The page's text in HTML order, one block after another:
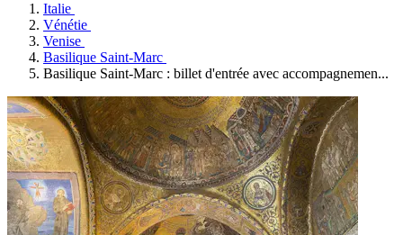
Italie
Vénétie
Venise
Basilique Saint-Marc
Basilique Saint-Marc : billet d'entrée avec accompagnemen...